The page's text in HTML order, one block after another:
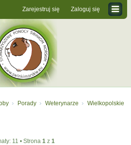
Zaloguj się
Zarejestruj się
Porady Weterynarze Wielkopolskie
11 • Strona 1z 1